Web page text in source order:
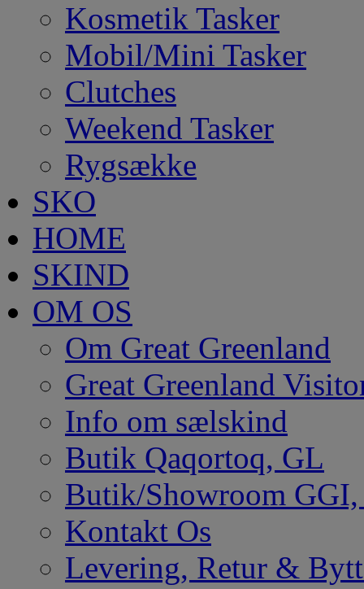
Kosmetik Tasker
Mobil/Mini Tasker
Clutches
Weekend Tasker
Rygsække
SKO
HOME
SKIND
OM OS
Om Great Greenland
Great Greenland
Info om sælskind
Butik Qaqortoq, GL
Butik/Showroom
Kontakt Os
Levering, Retur &